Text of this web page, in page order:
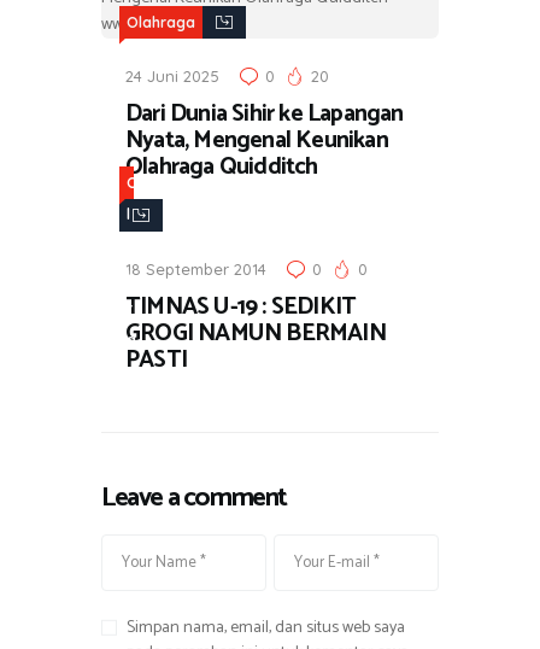
Olahraga
24 Juni 2025 0 20
Dari Dunia Sihir ke Lapangan
Nyata, Mengenal Keunikan
Olahraga Quidditch
O
l
h
r
a
g
18 September 2014 0 0
TIMNAS U-19 : SEDIKIT
GROGI NAMUN BERMAIN
PASTI
Leave a comment
Simpan nama, email, dan situs web saya